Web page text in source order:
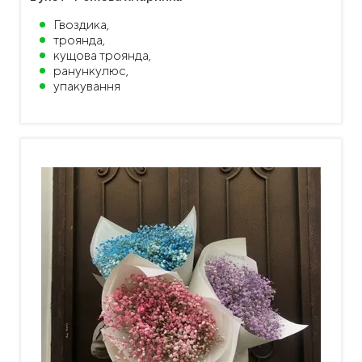
Гвоздика,
троянда,
кущова троянда,
ранункулюс,
упакування